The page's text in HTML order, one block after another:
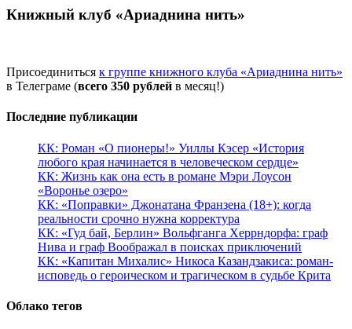
Книжный клуб «Ариаднина нить»
Присоединиться к группе книжного клуба «Ариаднина нить»
в Телеграме (всего 350 рублей в месяц!)
Последние публикации
КК: Роман «О пионеры!» Уиллы Кэсер «История
любого края начинается в человеческом сердце»
КК: Жизнь как она есть в романе Мэри Лоусон
«Воронье озеро»
КК: «Поправки» Джонатана Франзена (18+): когда
реальности срочно нужна корректура
КК: «Гуд бай, Берлин» Вольфганга Херрндорфа: граф
Нива и граф Воображал в поисках приключений
КК: «Капитан Михалис» Никоса Казандзакиса: роман-
исповедь о героическом и трагическом в судьбе Крита
Облако тегов